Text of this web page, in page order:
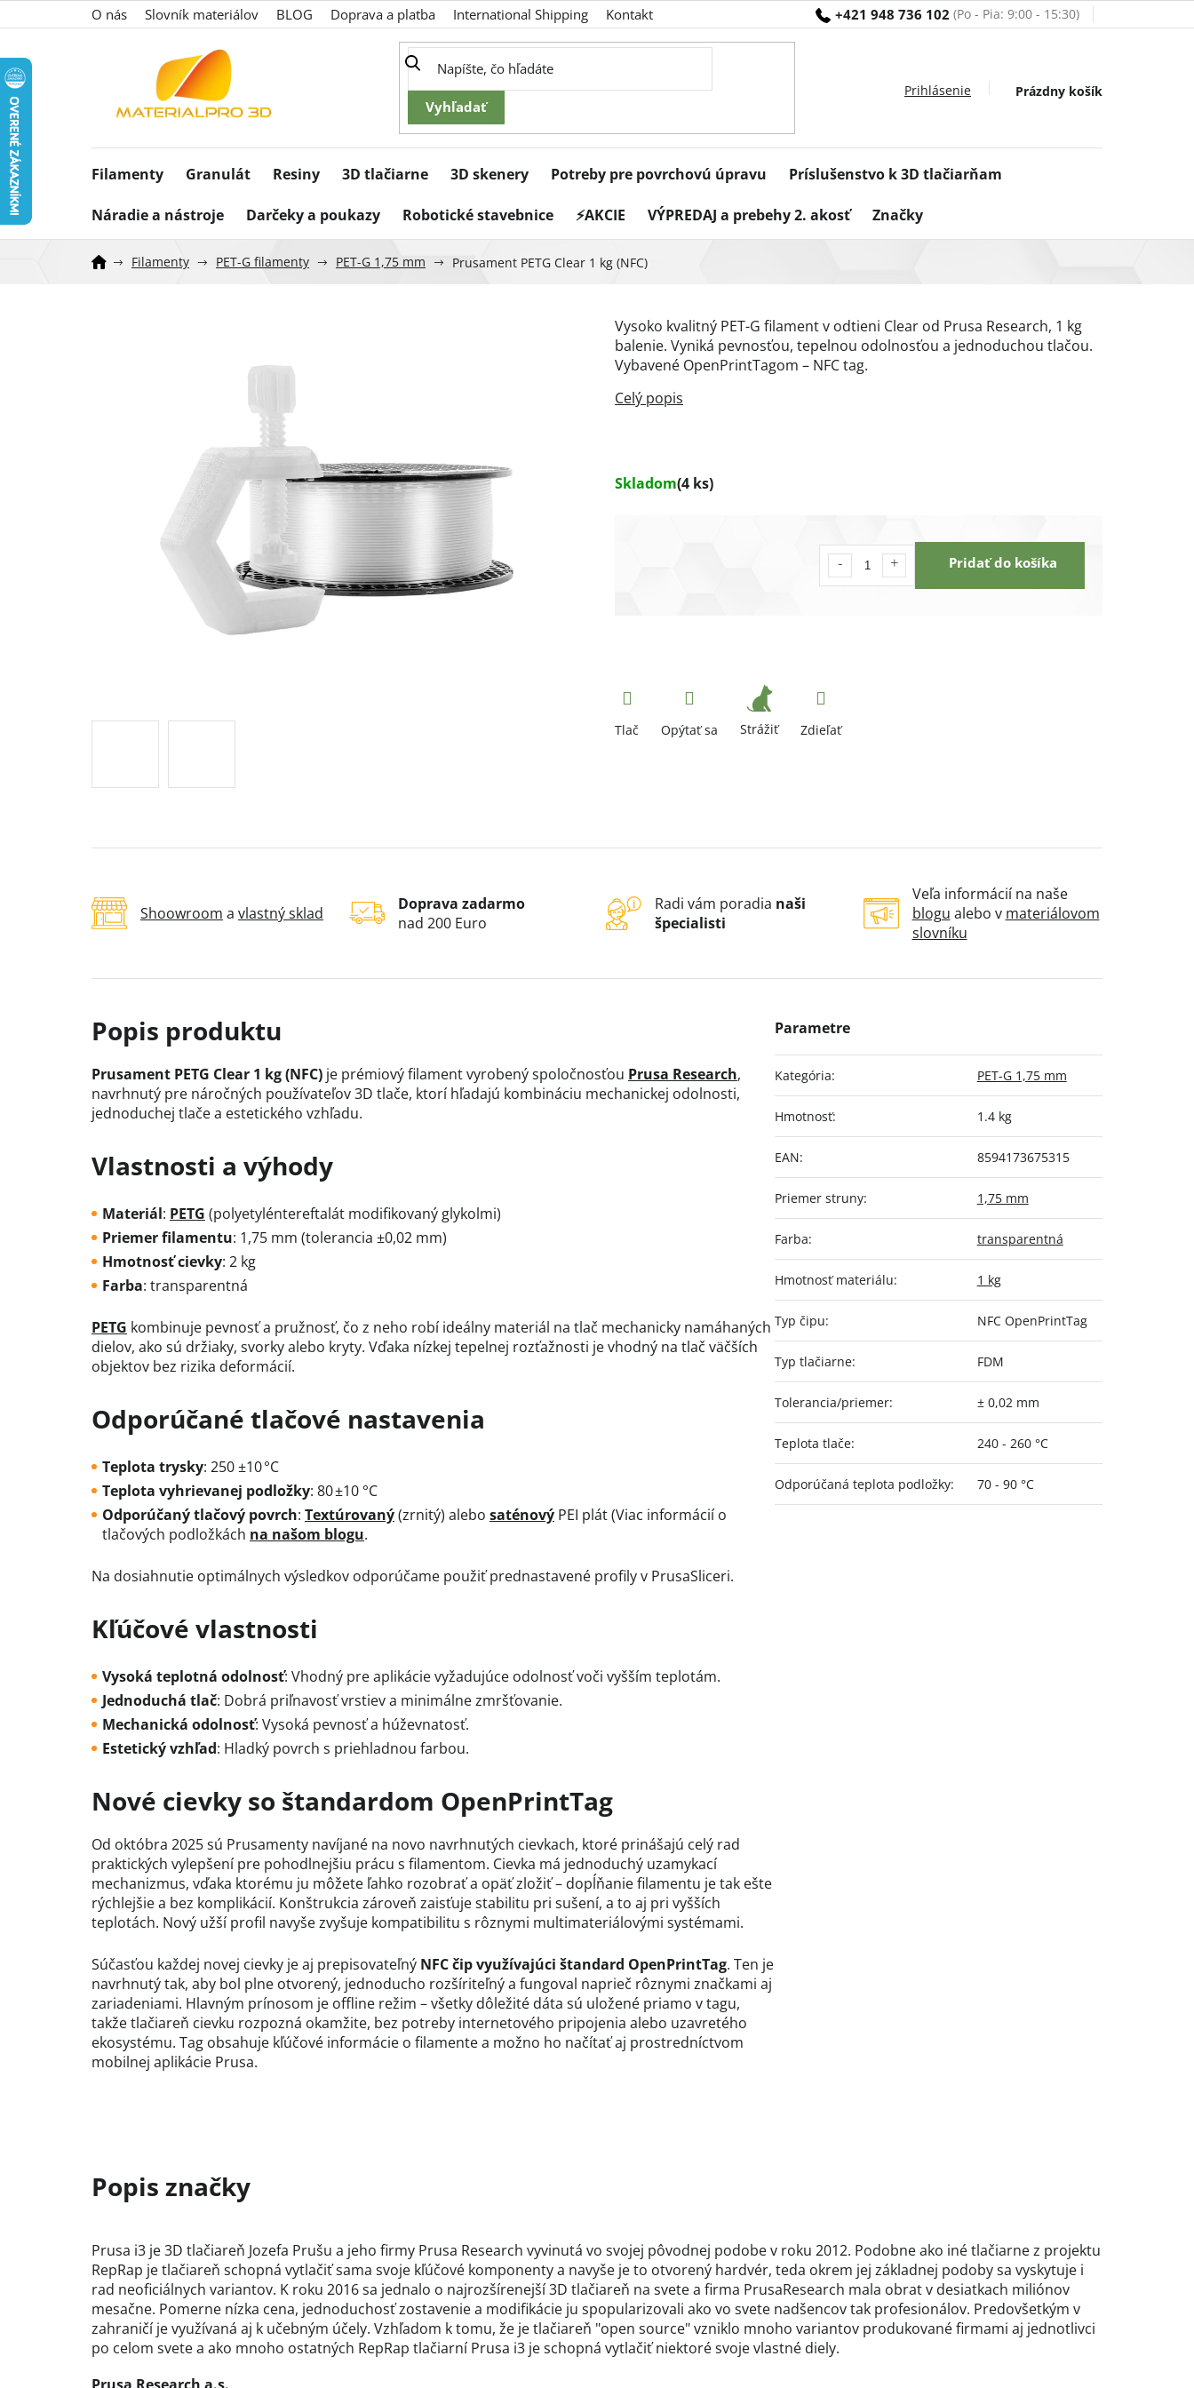
na
+421 948 736 102
O nás Slovník materiálov BLOG Doprava a platba International Shipping Kontakt
Nákupný
Prázdny košík
Filamenty Granulát Resiny 3D tlačiarne 3D skenery Potreby pre povrchovú úpravu Príslušenstvo k 3D tlačiarňam
Náradie a nástroje Darčeky a poukazy Robotické stavebnice ⚡AKCIE VÝPREDAJ a prebehy 2. akosť Značky
Filamenty PET-G filamenty PET-G 1,75 mm Prusament PETG Clear 1 kg (NFC)
Skladom(4 ks)
Pridať do košíka
Vysoko kvalitný PET-G filament v odtieni Clear od Prusa Research, 1 kg
balenie. Vyniká pevnosťou, tepelnou odolnosťou a jednoduchou tlačou.
Vybavené OpenPrintTagom – NFC tag.
Tlač Opýtať sa Strážiť Zdieľať
Shoowroom a vlastný sklad
Doprava zadarmo
nad 200 Euro
Radi vám poradia naši
špecialisti
Veľa informácií na naše
blogu alebo v materiálovom
slovníku
Prusament PETG Clear 1 kg (NFC) je prémiový filament vyrobený spoločnosťou Prusa Research,
navrhnutý pre náročných používateľov 3D tlače, ktorí hľadajú kombináciu mechanickej odolnosti,
jednoduchej tlače a estetického vzhľadu.
Vlastnosti a výhody
Materiál: PETG (polyetyléntereftalát modifikovaný glykolmi)
Priemer filamentu: 1,75 mm (tolerancia ±0,02 mm)
Hmotnosť cievky: 2 kg
Farba: transparentná
PETG kombinuje pevnosť a pružnosť, čo z neho robí ideálny materiál na tlač mechanicky namáhaných
dielov, ako sú držiaky, svorky alebo kryty. Vďaka nízkej tepelnej rozťažnosti je vhodný na tlač väčších
objektov bez rizika deformácií.
Odporúčané tlačové nastavenia
Teplota trysky: 250 ±10 °C
Teplota vyhrievanej podložky: 80 ±10 °C
Odporúčaný tlačový povrch: Textúrovaný(zrnitý) alebo saténový PEI plát (Viac informácií o
tlačových podložkách na našom blogu.
Na dosiahnutie optimálnych výsledkov odporúčame použiť prednastavené profily v PrusaSliceri.
Kľúčové vlastnosti
Vysoká teplotná odolnosť: Vhodný pre aplikácie vyžadujúce odolnosť voči vyšším teplotám.
Jednoduchá tlač: Dobrá priľnavosť vrstiev a minimálne zmršťovanie.
Mechanická odolnosť: Vysoká pevnosť a húževnatosť.
Estetický vzhľad: Hladký povrch s priehladnou farbou.
Nové cievky so štandardom OpenPrintTag
Od októbra 2025 sú Prusamenty navíjané na novo navrhnutých cievkach, ktoré prinášajú celý rad
praktických vylepšení pre pohodlnejšiu prácu s filamentom. Cievka má jednoduchý uzamykací
mechanizmus, vďaka ktorému ju môžete ľahko rozobrať a opäť zložiť – dopĺňanie filamentu je tak ešte
rýchlejšie a bez komplikácií. Konštrukcia zároveň zaisťuje stabilitu pri sušení, a to aj pri vyšších
teplotách. Nový užší profil navyše zvyšuje kompatibilitu s rôznymi multimateriálovými systémami.
Súčasťou každej novej cievky je aj prepisovateľný NFC čip využívajúci štandard OpenPrintTag. Ten je
navrhnutý tak, aby bol plne otvorený, jednoducho rozšíriteľný a fungoval naprieč rôznymi značkami aj
zariadeniami. Hlavným prínosom je offline režim – všetky dôležité dáta sú uložené priamo v tagu,
takže tlačiareň cievku rozpozná okamžite, bez potreby internetového pripojenia alebo uzavretého
ekosystému. Tag obsahuje kľúčové informácie o filamente a možno ho načítať aj prostredníctvom
mobilnej aplikácie Prusa.
Kategória: PET-G 1,75 mm
Hmotnosť: 1.4 kg
EAN: 8594173675315
Priemer struny: 1,75 mm
Farba: transparentná
Hmotnosť materiálu: 1 kg
Typ čipu: NFC OpenPrintTag
Typ tlačiarne: FDM
Tolerancia/priemer: ± 0,02 mm
Teplota tlače: 240 - 260 °C
Odporúčaná teplota podložky: 70 - 90 °C
Prusa i3 je 3D tlačiareň Jozefa Prušu a jeho firmy Prusa Research vyvinutá vo svojej pôvodnej podobe v roku 2012. Podobne ako iné tlačiarne z projektu
RepRap je tlačiareň schopná vytlačiť sama svoje kľúčové komponenty a navyše je to otvorený hardvér, teda okrem jej základnej podoby sa vyskytuje i
rad neoficiálnych variantov. K roku 2016 sa jednalo o najrozšírenejší 3D tlačiareň na svete a firma PrusaResearch mala obrat v desiatkach miliónov
mesačne. Pomerne nízka cena, jednoduchosť zostavenie a modifikácie ju spopularizovali ako vo svete nadšencov tak profesionálov. Predovšetkým v
zahraničí je využívaná aj k učebným účely. Vzhľadom k tomu, že je tlačiareň "open source" vzniklo mnoho variantov produkované firmami aj jednotlivci
po celom svete a ako mnoho ostatných RepRap tlačiarní Prusa i3 je schopná vytlačiť niektoré svoje vlastné diely.